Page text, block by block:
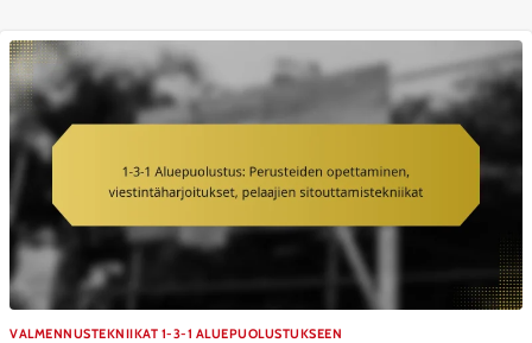
VALMENNUSTEKNIIKAT 1-3-1 ALUEPUOLUSTUKSEEN